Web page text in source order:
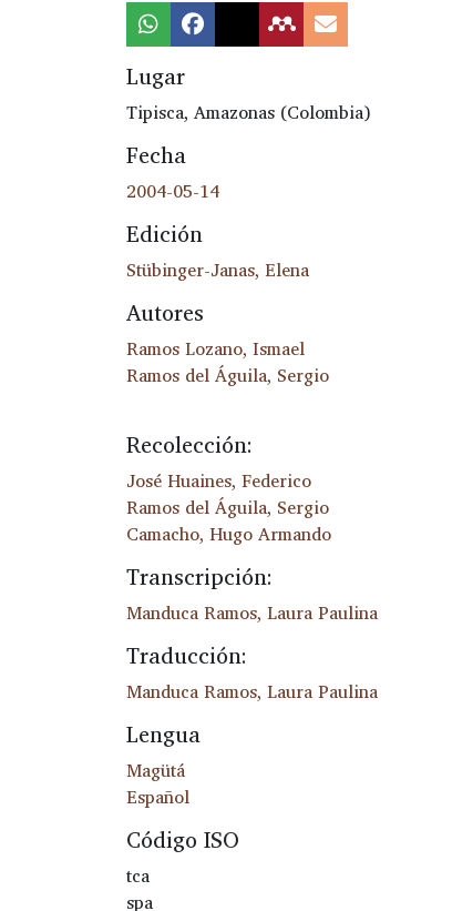
Lugar
Tipisca, Amazonas (Colombia)
Fecha
2004-05-14
Edición
Stübinger-Janas, Elena
Autores
Ramos Lozano, Ismael
Ramos del Águila, Sergio
Recolección:
José Huaines, Federico
Ramos del Águila, Sergio
Camacho, Hugo Armando
Transcripción:
Manduca Ramos, Laura Paulina
Traducción:
Manduca Ramos, Laura Paulina
Lengua
Magütá
Español
Código ISO
tca
spa